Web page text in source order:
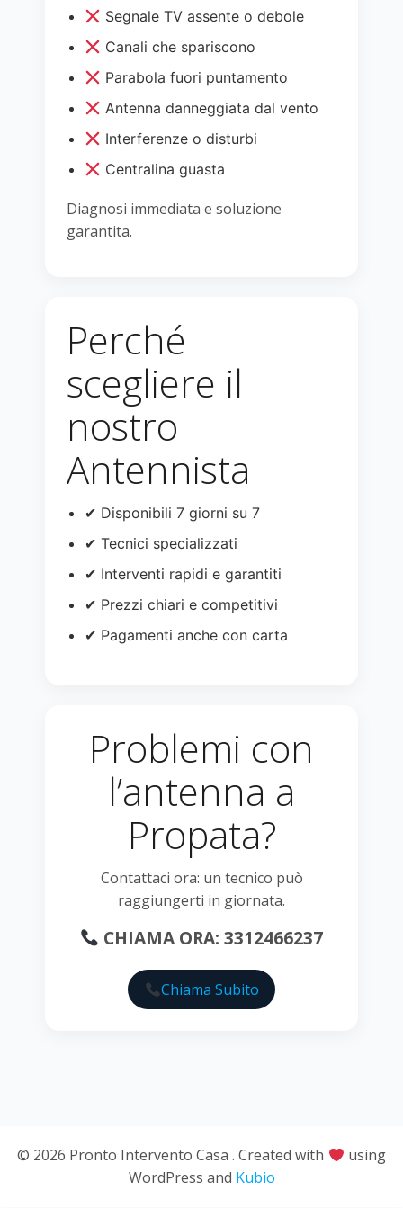
Segnale TV assente o debole
Canali che spariscono
Parabola fuori puntamento
Antenna danneggiata dal vento
Interferenze o disturbi
Centralina guasta
Diagnosi immediata e soluzione
garantita.
Perché
scegliere il
nostro
Antennista
✔ Disponibili 7 giorni su 7
✔ Tecnici specializzati
✔ Interventi rapidi e garantiti
✔ Prezzi chiari e competitivi
✔ Pagamenti anche con carta
Problemi con
l’antenna a
Propata?
Contattaci ora: un tecnico può
raggiungerti in giornata.
CHIAMA ORA: 3312466237
Chiama Subito
© 2026 Pronto Intervento Casa . Created with
using
WordPress and Kubio